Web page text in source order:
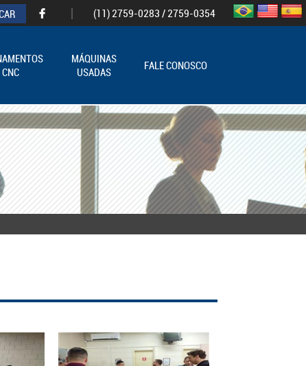
(11) 2759-0283 / 2759-0354
CNC
MÁQUINAS
USADAS
FALE CONOSCO